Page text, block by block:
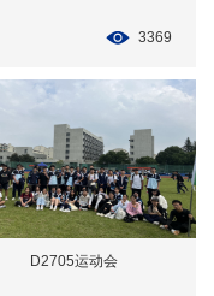
3369
D2705运动会